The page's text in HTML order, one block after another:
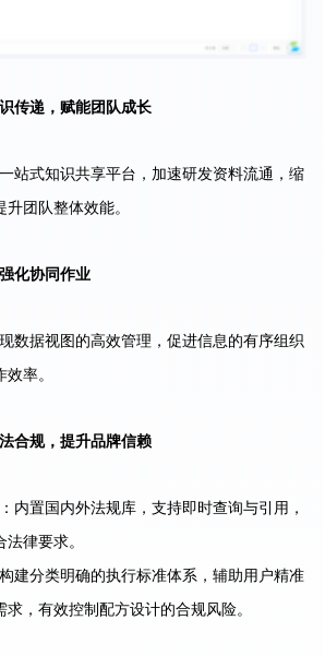
传递，赋能团队成长
一站式知识共享平台，加速研发资料流通，缩
团队整体效能。
化协同作业
数据视图的高效管理，促进信息的有序组织
率。
合规，提升品牌信赖
：内置国内外法规库，支持即时查询与引用，
律要求。
建分类明确的执行标准体系，辅助用户精准
，有效控制配方设计的合规风险。